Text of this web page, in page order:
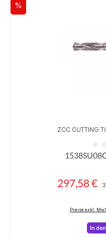
Rabatt
%
ZCC CUTTING
Durchschnittliche
Verkaufspreis:
297,58 €
Preise exkl.
In